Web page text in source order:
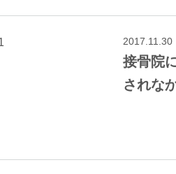
2017.11.30
接骨院
されな